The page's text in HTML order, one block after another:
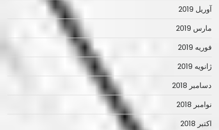
آوریل 2019
مارس 2019
فوریه 2019
ژانویه 2019
دسامبر 2018
نوامبر 2018
اکتبر 2018